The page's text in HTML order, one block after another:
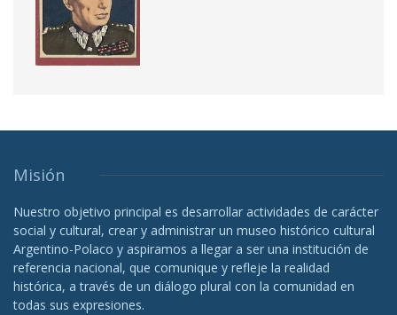
Misión
Nuestro objetivo principal es desarrollar actividades de carácter
social y cultural, crear y administrar un museo histórico cultural
Argentino-Polaco y aspiramos a llegar a ser una institución de
referencia nacional, que comunique y refleje la realidad
histórica, a través de un diálogo plural con la comunidad en
todas sus expresiones.